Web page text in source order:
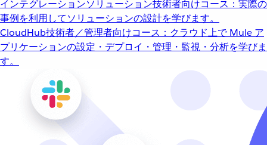
インテグレーションソリューション技術者向けコース：実際の
事例を利用してソリューションの設計を学びます。
CloudHub技術者／管理者向けコース：クラウド上で Mule ア
プリケーションの設定・デプロイ・管理・監視・分析を学びま
す。